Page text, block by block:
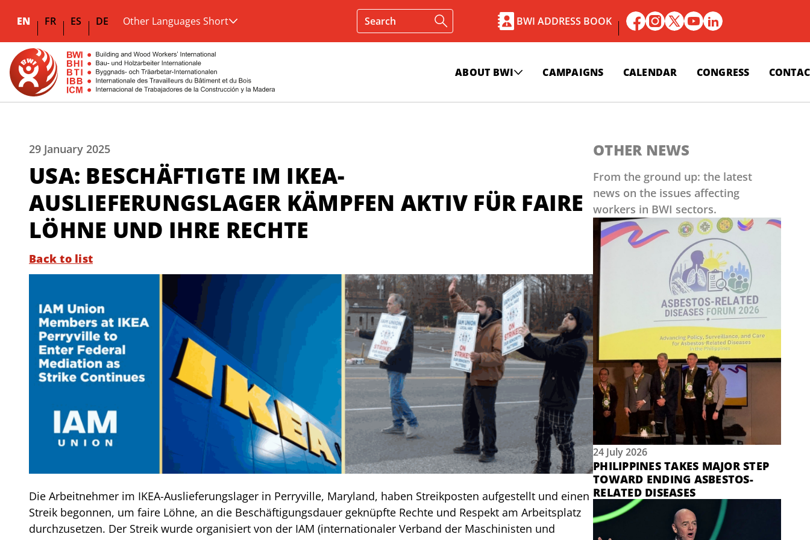
EN FR ES DE Other Languages Short BWI ADDRESS BOOK
ABOUT BWI CAMPAIGNS CALENDAR CONGRESS
29 January 2025
USA: BESCHÄFTIGTE IM IKEA-
AUSLIEFERUNGSLAGER KÄMPFEN AKTIV FÜR FAIRE
LÖHNE UND IHRE RECHTE
Back to list
Die Arbeitnehmer im IKEA-Auslieferungslager in Perryville, Maryland, haben Streikposten aufgestellt und einen
Streik begonnen, um faire Löhne, an die Beschäftigungsdauer geknüpfte Rechte und Respekt am Arbeitsplatz
durchzusetzen. Der Streik wurde organisiert von der IAM (internationaler Verband der Maschinisten und
OTHER NEWS
From the ground up: the latest
news on the issues affecting
workers in BWI sectors.
24 July 2026
PHILIPPINES TAKES MAJOR STEP
TOWARD ENDING ASBESTOS-
RELATED DISEASES